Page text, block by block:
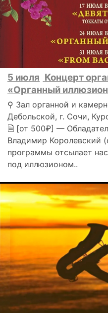
5 июля Концерт
«Органный
⚲ Зал органной и
Дебольской, г. Сочи,
🗎 [от 500₽] —
Владимир Королевский
программы отсылает
под иллюзионом..